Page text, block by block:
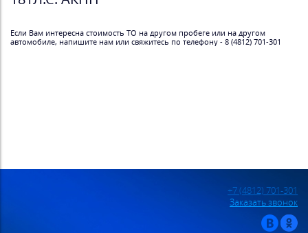
Если Вам интересна стоимость ТО на другом пробеге или на другом
автомобиле, напишите нам или свяжитесь по телефону - 8 (4812) 701-301
+7 (4812) 701-301
Заказать звонок